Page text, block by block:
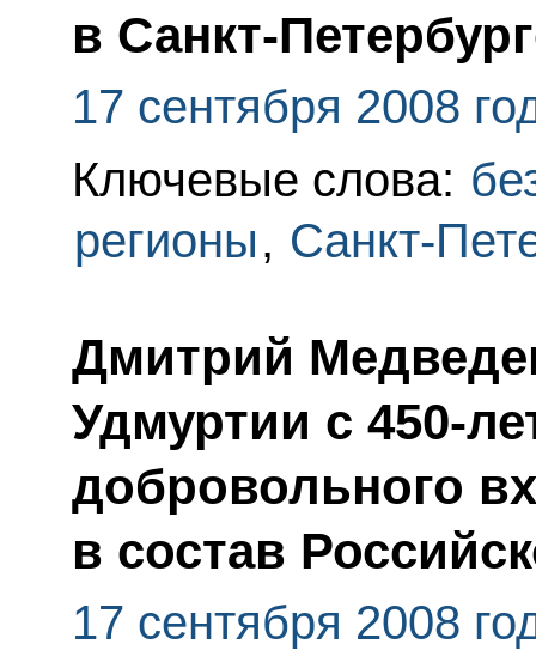
в Санкт-
17 сентября 2008
Ключевые слова:
регионы, Санкт-
Дмитрий
Удмуртии с 450-
добровольного
в состав
17 сентября 2008